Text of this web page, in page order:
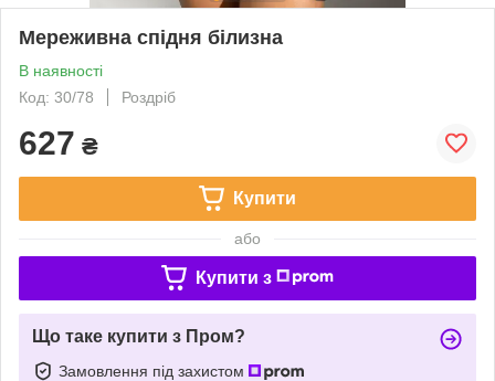
Мереживна спідня білизна
В наявності
Код: 30/78
Роздріб
627 ₴
Купити
або
Купити з
Що таке купити з Пром?
Замовлення під захистом